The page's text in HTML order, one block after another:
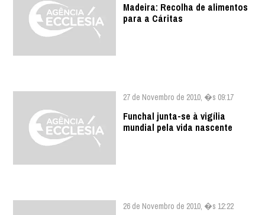
Madeira: Recolha de alimentos
para a Cáritas
27 de Novembro de 2010, �s 09:17
Funchal junta-se à vigília
mundial pela vida nascente
26 de Novembro de 2010, �s 12:22